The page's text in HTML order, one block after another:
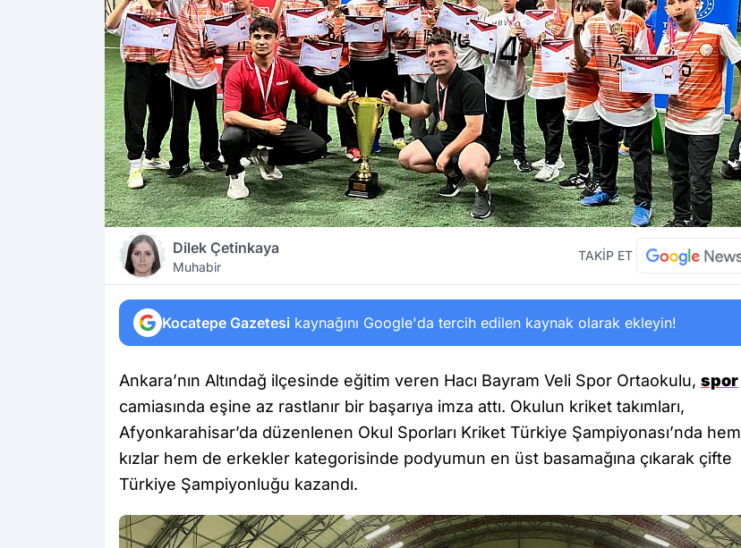
Dilek Çetinkaya
Muhabir
TAKİP ET
Kocatepe Gazetesi kaynağını Google'da tercih edilen kaynak olarak ekleyin!
Ankara’nın Altındağ ilçesinde eğitim veren Hacı Bayram Veli Spor Ortaokulu, spor
camiasında eşine az rastlanır bir başarıya imza attı. Okulun kriket takımları,
Afyonkarahisar’da düzenlenen Okul Sporları Kriket Türkiye Şampiyonası’nda hem
kızlar hem de erkekler kategorisinde podyumun en üst basamağına çıkarak çifte
Türkiye Şampiyonluğu kazandı.